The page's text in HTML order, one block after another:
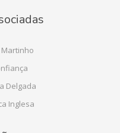
Martinho
Delgada
Inglesa